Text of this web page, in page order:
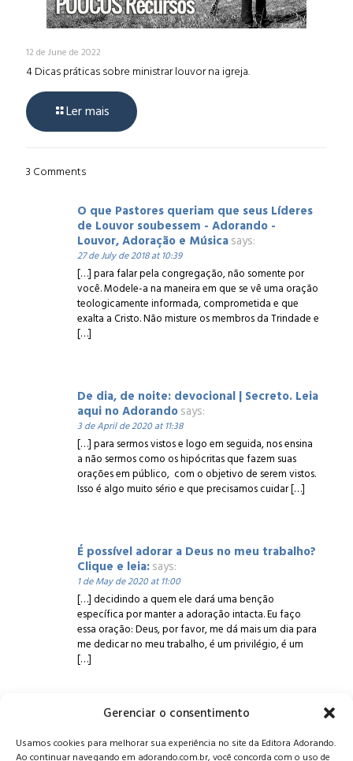
Gerenciar o consentimento
Usamos cookies para melhorar sua experiência no site da Editora Adorando.
Ao continuar navegando em adorando.com.br, você concorda com o uso de
12 de June de 2022
4 Dicas práticas sobre ministrar louvor na igreja.
Ler mais
3 Comments
O que Pastores queriam que seus Líderes
de Louvor soubessem - Adorando -
Louvor, Adoração e Músicasays:
27 de July de 2018 at 10:39
[…] para falar pela congregação, não somente por
você. Modele-a na maneira em que se vê uma oração
teologicamente informada, comprometida e que
exalta a Cristo. Não misture os membros da Trindade e
[…]
De dia, de noite: devocional | Secreto. Leia
aqui no Adorandosays:
3 de April de 2020 at 11:38
[…] para sermos vistos e logo em seguida, nos ensina
a não sermos como os hipócritas que fazem suas
orações em público, com o objetivo de serem vistos.
Isso é algo muito sério e que precisamos cuidar […]
É possível adorar a Deus no meu trabalho?
Clique e leia:says:
1 de May de 2020 at 11:00
[…] decidindo a quem ele dará uma benção
específica por manter a adoração intacta. Eu faço
essa oração: Deus, por favor, me dá mais um dia para
me dedicar no meu trabalho, é um privilégio, é um
[…]
Alameda Oscar Niemeyer, 1033 – 7º Andar - Portaria 04, Vila da
Serra - Nova Lima/MG, CEP: 34006-065 - MG